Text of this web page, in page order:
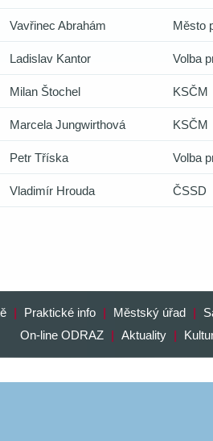
Vavřinec Abrahám Město
Ladislav Kantor Volba
Milan Štochel KSČM
Marcela Jungwirthová KSČM
Petr Tříska Volba
Vladimír Hrouda ČSSD
| Praktické info | Městský úřad |
On-line ODRAZ
| Aktuality |